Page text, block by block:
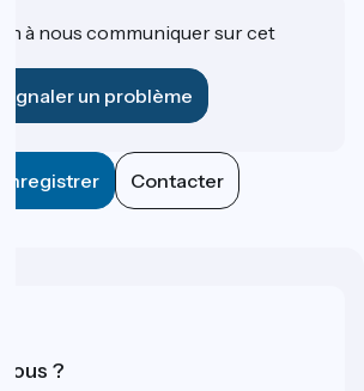
à nous communiquer sur cet
Signaler un problème
Enregistrer Contacter
?